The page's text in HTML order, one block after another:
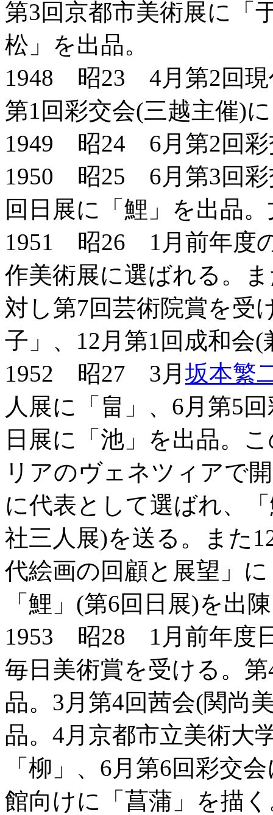
第3回京都市美術展に「
松」を出品。
1948 昭23 4月第2回現
第1回彩交会(三越主催)
1949 昭24 6月第2回彩
1950 昭25 6月第3回彩
回日展に「鯉」を出品
1951 昭26 1月前年度
作美術展に選ばれる。
対し第7回芸術院賞を受
子」、12月第1回成和会
1952 昭27 3月 坂本繁
人展に「畠」、6月第5
日展に「池」を出品。
リアのヴェネツィアで
に代表として選ばれ、
社三人展)を送る。また
代絵画の回顧と展望」
「鯉」(第6回日展)を出
1953 昭28 1月前年度
毎日美術賞を受ける。
品。3月第4回茜会(関尚
品。4月京都市立美術大
「柳」、6月第6回彩交
館向けに「菖蒲」を描